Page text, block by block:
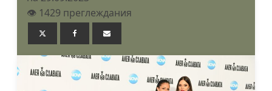
👁️ 1429 преглеждания